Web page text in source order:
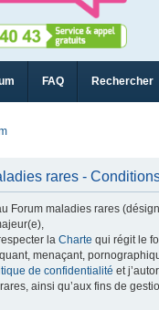
FAQ Rechercher
rares -
Forum maladies rares
la Charte qui régit le
menaçant,
de confidentialité et
ainsi qu’aux fins de